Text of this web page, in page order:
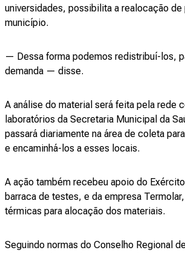
universidades, possibilita a realocação
município.
— Dessa forma podemos redistribuí-los,
demanda — disse.
A análise do material será feita pela rede
laboratórios da Secretaria Municipal da
passará diariamente na área de coleta
e encaminhá-los a esses locais.
A ação também recebeu apoio do
barraca de testes, e da empresa
térmicas para alocação dos materiais.
Seguindo normas do Conselho Regional